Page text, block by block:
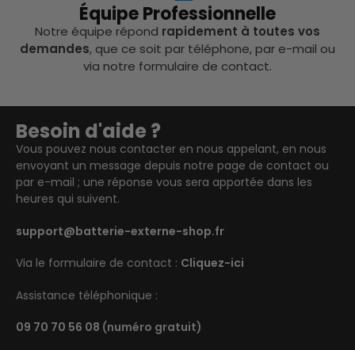
Équipe Professionnelle
Notre équipe répond rapidement à toutes vos
demandes, que ce soit par téléphone, par e-mail ou
via notre formulaire de contact.
Besoin d'aide ?
Vous pouvez nous contacter en nous appelant, en nous
envoyant un message depuis notre page de contact ou
par e-mail ; une réponse vous sera apportée dans les
heures qui suivent.
support@batterie-externe-shop.fr
Via le formulaire de contact : Cliquez-ici
Assistance téléphonique :
09 70 70 56 08 (numéro gratuit)